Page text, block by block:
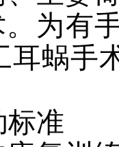
为有
耳蜗手
准